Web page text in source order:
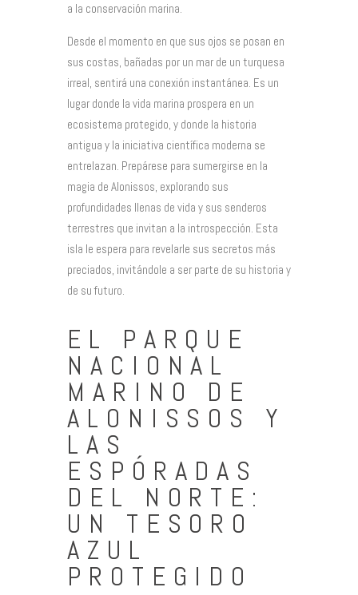
a la conservación marina.
Desde el momento en que sus ojos se posan en
sus costas, bañadas por un mar de un turquesa
irreal, sentirá una conexión instantánea. Es un
lugar donde la vida marina prospera en un
ecosistema protegido, y donde la historia
antigua y la iniciativa científica moderna se
entrelazan. Prepárese para sumergirse en la
magia de Alonissos, explorando sus
profundidades llenas de vida y sus senderos
terrestres que invitan a la introspección. Esta
isla le espera para revelarle sus secretos más
preciados, invitándole a ser parte de su historia y
de su futuro.
EL PARQUE
NACIONAL
MARINO DE
ALONISSOS Y
LAS
ESPÓRADAS
DEL NORTE:
UN TESORO
AZUL
PROTEGIDO